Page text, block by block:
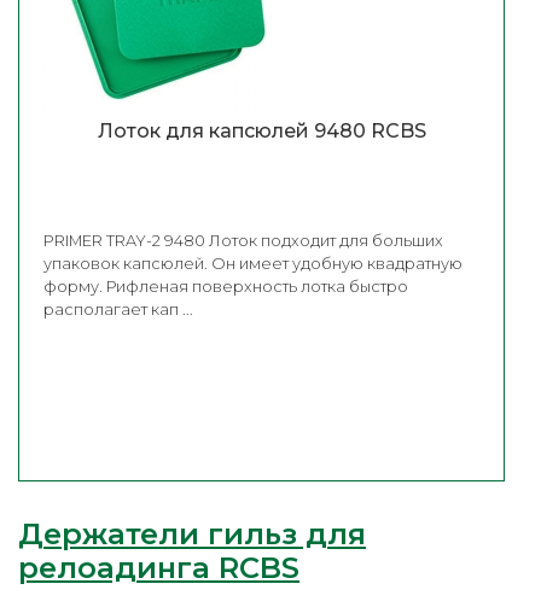
Лоток для капсюлей 9480 RCBS
PRIMER TRAY-2 9480 Лоток подходит для больших
упаковок капсюлей. Он имеет удобную квадратную
форму. Рифленая поверхность лотка быстро
располагает кап ...
Держатели гильз для
релоадинга RCBS